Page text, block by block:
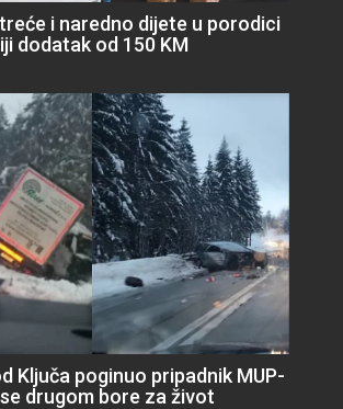
treće i naredno dijete u porodici
dodatak od 150 KM
Ključa poginuo pripadnik MUP-
drugom bore za život